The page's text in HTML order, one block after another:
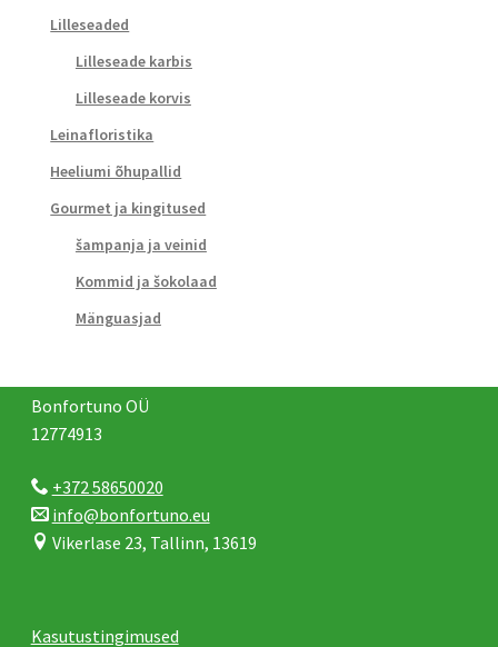
Lilleseaded
Lilleseade karbis
Lilleseade korvis
Leinafloristika
Heeliumi õhupallid
Gourmet ja kingitused
šampanja ja veinid
Kommid ja šokolaad
Mänguasjad
Bonfortuno OÜ
12774913
+372 58650020
info@bonfortuno.eu
Vikerlase 23, Tallinn, 13619
Kasutustingimused